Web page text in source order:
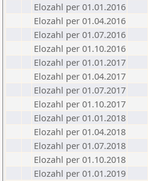
Elozahl per 01.01.2016
Elozahl per 01.04.2016
Elozahl per 01.07.2016
Elozahl per 01.10.2016
Elozahl per 01.01.2017
Elozahl per 01.04.2017
Elozahl per 01.07.2017
Elozahl per 01.10.2017
Elozahl per 01.01.2018
Elozahl per 01.04.2018
Elozahl per 01.07.2018
Elozahl per 01.10.2018
Elozahl per 01.01.2019